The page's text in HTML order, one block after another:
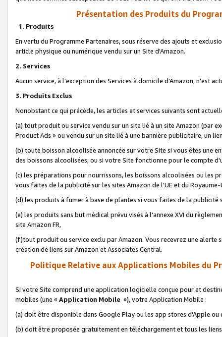
Présentation des Produits du
1. Produits
En vertu du Programme Partenaires, sous réserve des ajouts et
article physique ou numérique vendu sur un Site d'Amazon.
2. Services
Aucun service, à l'exception des Services à domicile d'Amazon, n'est
3. Produits Exclus
Nonobstant ce qui précède, les articles et services suivants sont
(a) tout produit ou service vendu sur un site lié à un site Amazon (par
Product Ads » ou vendu sur un site lié à une bannière publicitaire, un
(b) toute boisson alcoolisée annoncée sur votre Site si vous êtes une
des boissons alcoolisées, ou si votre Site fonctionne pour le compte
(c) les préparations pour nourrissons, les boissons alcoolisées ou les
vous faites de la publicité sur les sites Amazon de l'UE et du Royaume-
(d) les produits à fumer à base de plantes si vous faites de la publicité
(e) les produits sans but médical prévu visés à l'annexe XVI du
site Amazon FR,
(f)tout produit ou service exclu par Amazon. Vous recevrez une alerte
création de liens sur Amazon et Associates Central.
Politique Relative aux Applications Mobiles du
Si votre Site comprend une application logicielle conçue pour et
mobiles (une « Application Mobile »), votre Application Mobile :
(a) doit être disponible dans Google Play ou les app stores d'Apple ou
(b) doit être proposée gratuitement en téléchargement et tous les